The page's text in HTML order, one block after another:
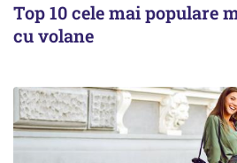
Top 10 cele mai populare
cu volane